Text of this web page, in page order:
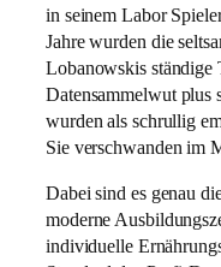
in seinem Labor
Jahre wurden die
Lobanowskis ständige
Datensammelwut plus
wurden als schrullig
Sie verschwanden im
Dabei sind es genau
moderne
individuelle